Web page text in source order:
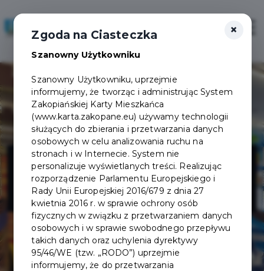
U TŁUSTEGO
KRABA
×
Zgoda na Ciasteczka
Szanowny Użytkowniku
Szanowny Użytkowniku, uprzejmie
informujemy, że tworząc i administrując System
Zakopiańskiej Karty Mieszkańca
(www.karta.zakopane.eu) używamy technologii
służących do zbierania i przetwarzania danych
osobowych w celu analizowania ruchu na
stronach i w Internecie. System nie
personalizuje wyświetlanych treści. Realizując
rozporządzenie Parlamentu Europejskiego i
Rady Unii Europejskiej 2016/679 z dnia 27
kwietnia 2016 r. w sprawie ochrony osób
fizycznych w związku z przetwarzaniem danych
osobowych i w sprawie swobodnego przepływu
takich danych oraz uchylenia dyrektywy
95/46/WE (tzw. „RODO”) uprzejmie
informujemy, że do przetwarzania